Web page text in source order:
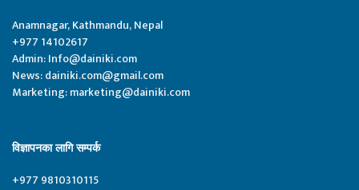
Anamnagar, Kathmandu, Nepal
+977 14102617
Admin:Info@dainiki.com
News:dainiki.com@gmail.com
Marketing:marketing@dainiki.com
विज्ञापनका लागि सम्पर्क
+977 9810310115